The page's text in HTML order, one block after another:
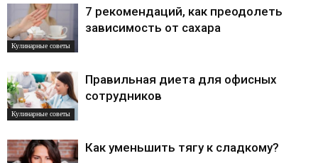
Кулинарные советы
7 рекомендаций, как преодолеть
зависимость от сахара
Кулинарные советы
Правильная диета для офисных
сотрудников
Как уменьшить тягу к сладкому?